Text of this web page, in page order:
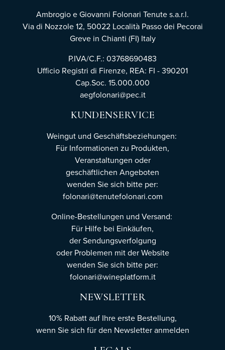
Ambrogio e Giovanni Folonari Tenute s.a.r.l.
Via di Nozzole 12, 50022 Località Passo dei Pecorai
Greve in Chianti (FI) Italy
P.IVA/C.F.: 03768690483
Ufficio Registri di Firenze, REA: FI - 390201
Cap.Soc. 15.000.000
aegfolonari@pec.it
KUNDENSERVICE
Weingut und Geschäftsbeziehungen:
Für Informationen zu Produkten,
Veranstaltungen oder
geschäftlichen Angeboten
wenden Sie sich bitte per:
folonari@tenutefolonari.com
Online-Bestellungen und Versand:
Für Hilfe bei Einkäufen,
der Sendungsverfolgung
oder Problemen mit der Website
wenden Sie sich bitte per:
folonari@wineplatform.it
NEWSLETTER
10% Rabatt auf Ihre erste Bestellung,
wenn Sie sich für den Newsletteranmelden